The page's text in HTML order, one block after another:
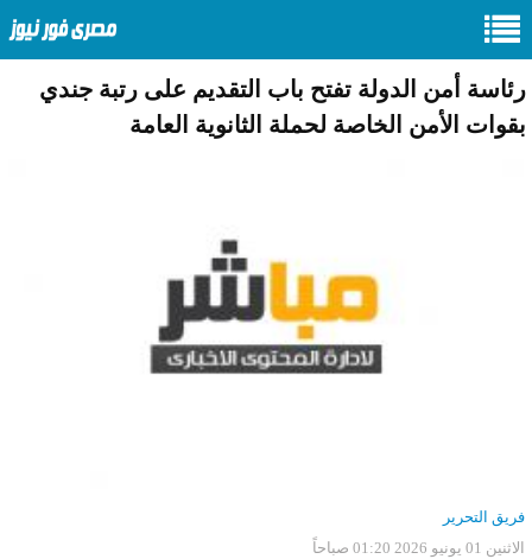
رئاسة أمن الدولة تفتح باب التقديم على رتبة جندي
بقوات الأمن الخاصة لحملة الثانوية العامة
فريق التحرير
الاثنين 01 يونيو 2026 01:20 صباحاً